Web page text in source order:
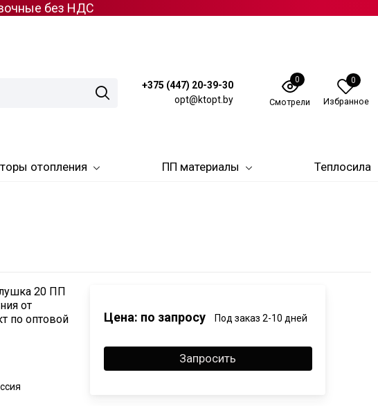
без НДС
+375 (447) 20-39-30
opt@ktopt.by
0
Смотрели
0
Избранное
отопления ПП материалы Теплосила
20 ПП
от
по оптовой
Цена: по запросу Под заказ 2-10 дней
Запросить